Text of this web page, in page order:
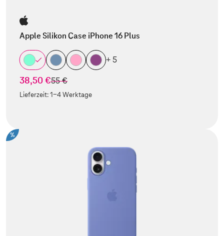
Apple Silikon Case iPhone 16 Plus
+ 5
38,50 €statt
55 €
Lieferzeit:1-4 Werktage
%